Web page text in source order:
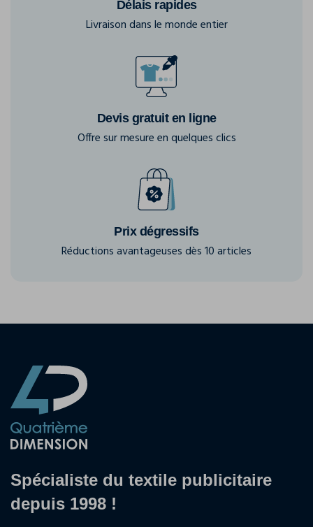
Délais rapides
Livraison dans le monde entier
Devis gratuit en ligne
Offre sur mesure en quelques clics
Prix dégressifs
Réductions avantageuses dès 10 articles
Spécialiste du textile publicitaire
depuis 1998 !